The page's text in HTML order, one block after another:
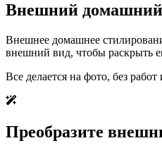
Внешний
Внешнее домашнее
внешний вид, чтобы раскрыть
Все делается на фото, без
Преобразите